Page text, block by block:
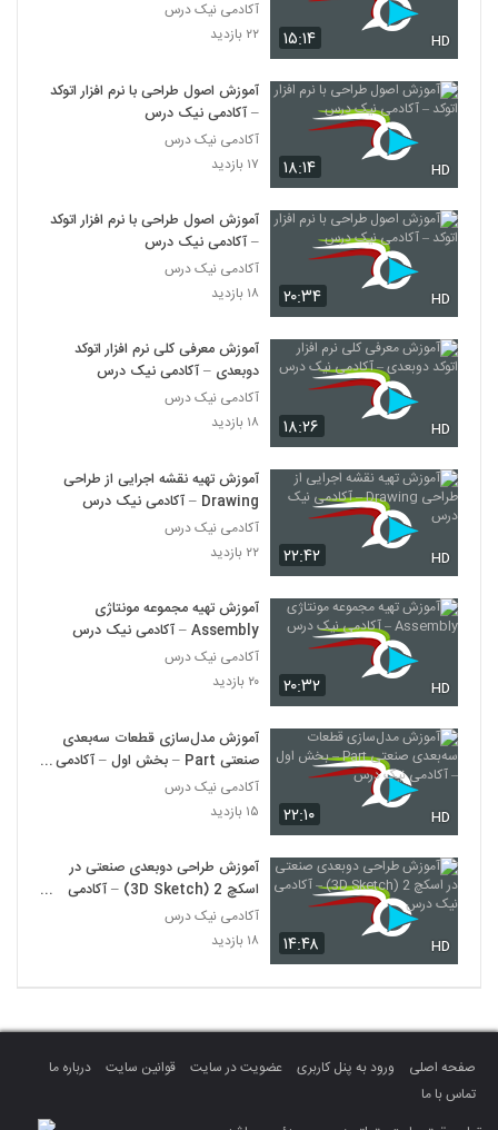
۱۵:۱۴ HD
آکادمی نیک درس
۲۲ بازدید
۱۸:۱۴ HD
آموزش اصول طراحی با نرم افزار اتوکد
– آکادمی نیک درس
آکادمی نیک درس
۱۷ بازدید
۲۰:۳۴ HD
آموزش اصول طراحی با نرم افزار اتوکد
– آکادمی نیک درس
آکادمی نیک درس
۱۸ بازدید
۱۸:۲۶ HD
آموزش معرفی کلی نرم افزار اتوکد
دوبعدی – آکادمی نیک درس
آکادمی نیک درس
۱۸ بازدید
۲۲:۴۲ HD
آموزش تهیه نقشه اجرایی از طراحی
Drawing – آکادمی نیک درس
آکادمی نیک درس
۲۲ بازدید
۲۰:۳۲ HD
آموزش تهیه مجموعه مونتاژی
Assembly – آکادمی نیک درس
آکادمی نیک درس
۲۰ بازدید
۲۲:۱۰ HD
آموزش مدل‌سازی قطعات سه‌بعدی
صنعتی Part – بخش اول – آکادمی
نیک درس
آکادمی نیک درس
۱۵ بازدید
۱۴:۴۸ HD
آموزش طراحی دوبعدی صنعتی در
اسکچ 2 (3D Sketch) – آکادمی
نیک درس
آکادمی نیک درس
۱۸ بازدید
صفحه اصلی ورود به پنل کاربری عضویت در سایت قوانین سایت
درباره ما
تماس با ما